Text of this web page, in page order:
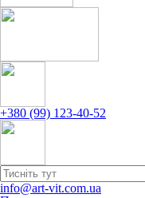
+380 (99) 123-40-52
info@art-vit.com.ua